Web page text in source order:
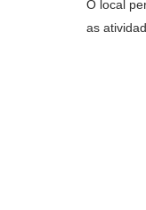
O local
as